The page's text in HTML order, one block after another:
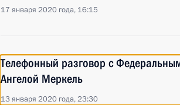
17 января 2020 года, 16:15
Телефонный разговор с
Ангелой Меркель
13 января 2020 года, 23:30